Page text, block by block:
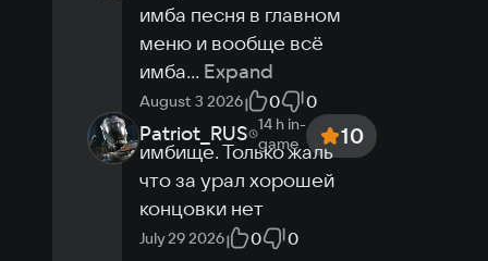
имба песня в главном
меню и вообще всё
имба... Expand
August 3 2026 0 0
Patriot_RUS 14 h in-
game
10
имбище. Только жаль
что за урал хорошей
концовки нет
July 29 2026 0 0